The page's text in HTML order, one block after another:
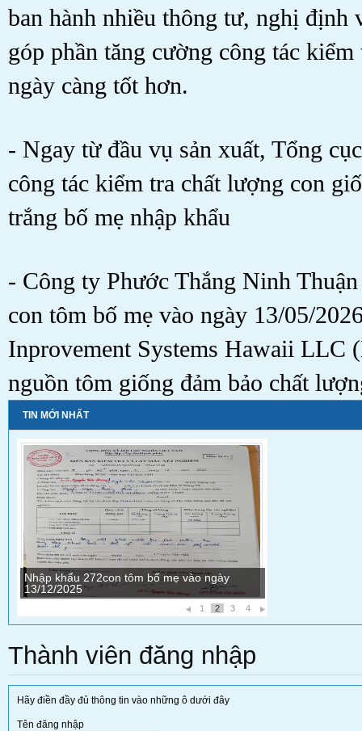
ban hành nhiều thông tư, nghị định
góp phần tăng cường công tác
ngày càng tốt hơn.
- Ngay từ đầu vụ sản xuất, Tổng
công tác kiểm tra chất lượng con
trắng bố mẹ nhập khẩu
- Công ty Phước Thắng Ninh
con tôm bố mẹ vào ngày 13/05/
Inprovement Systems Hawaii LLC
nguồn tôm giống đảm bảo chất
TIN MỚI NHẤT
Nhập khẩu 272con tôm bố mẹ vào ngày
13/12/2025
1 2 3 4
Thành viên đăng nhập
Hãy điền đầy đủ thông tin vào những ô dưới đây
Tên đăng nhập